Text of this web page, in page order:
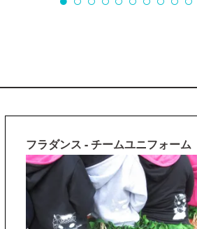
フラダンス - チームユニフォーム